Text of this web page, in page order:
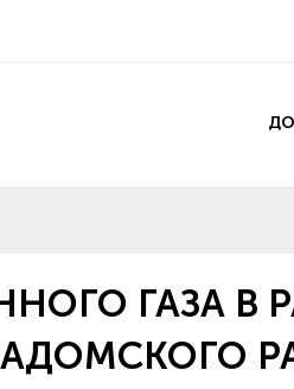
ГАЗА В